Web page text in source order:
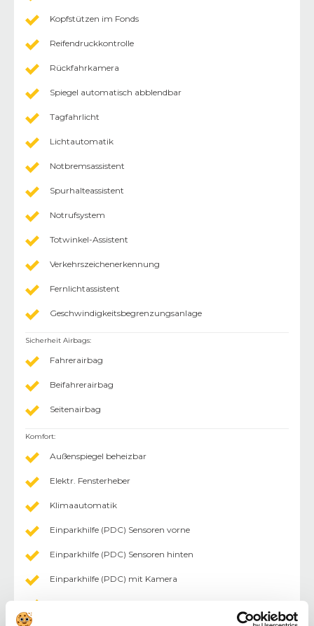
Kopfstützen im Fonds
Reifendruckkontrolle
Rückfahrkamera
Spiegel automatisch abblendbar
Tagfahrlicht
Lichtautomatik
Notbremsassistent
Spurhalteassistent
Notrufsystem
Totwinkel-Assistent
Verkehrszeichenerkennung
Fernlichtassistent
Geschwindigkeitsbegrenzungsanlage
Sicherheit Airbags:
Fahrerairbag
Beifahrerairbag
Seitenairbag
Komfort:
Außenspiegel beheizbar
Elektr. Fensterheber
Klimaautomatik
Einparkhilfe (PDC) Sensoren vorne
Einparkhilfe (PDC) Sensoren hinten
Einparkhilfe (PDC) mit Kamera